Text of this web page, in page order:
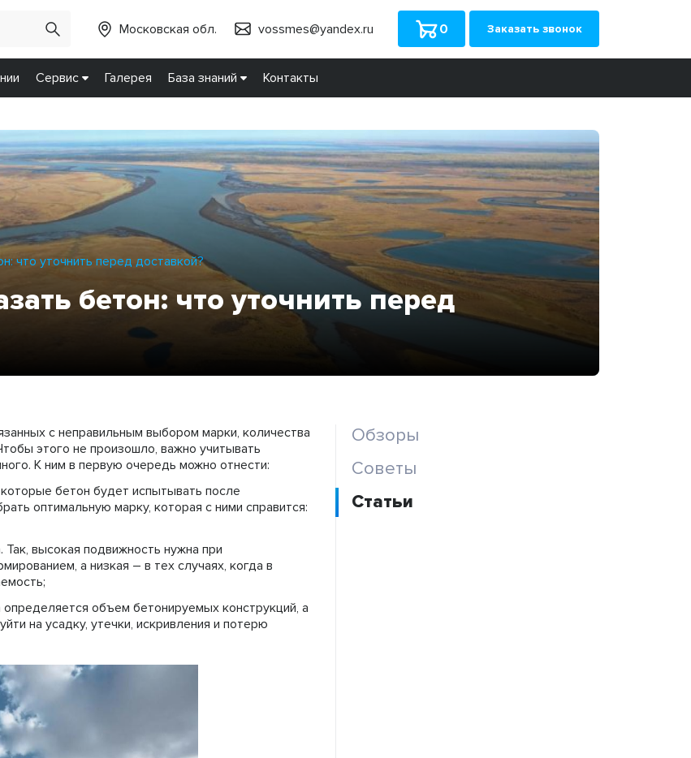
Московская обл. vossmes@yandex.ru 0 Заказать звонок
Сервис Галерея База знаний Контакты
что уточнить перед доставкой?
бетон: что уточнить перед
с неправильным выбором марки, количества
этого не произошло, важно учитывать
К ним в первую очередь можно отнести:
бетон будет испытывать после
оптимальную марку, которая с ними справится:
высокая подвижность нужна при
а низкая – в тех случаях, когда в
объем бетонируемых конструкций, а
на усадку, утечки, искривления и потерю
Обзоры
Советы
Статьи